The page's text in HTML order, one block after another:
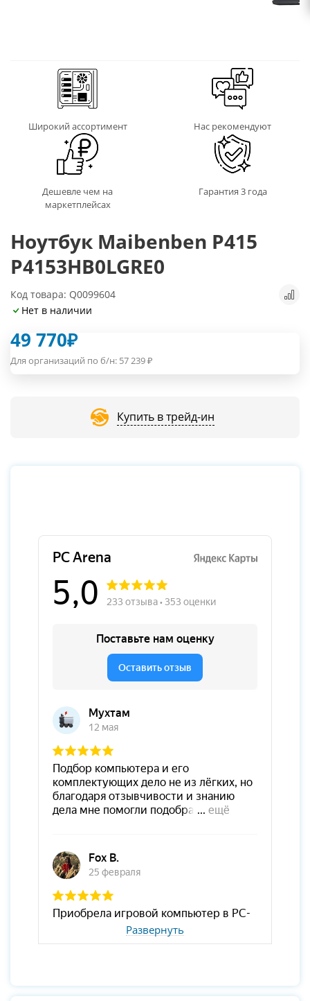
Широкий ассортимент Нас рекомендуют
Дешевле чем на
маркетплейсах
Гарантия 3 года
Ноутбук Maibenben Р415
P4153HB0LGRE0
Код товара: Q0099604
Нет в наличии
49 770₽
Для организаций по б/н: 57 239₽
Купить в трейд-ин
Развернуть